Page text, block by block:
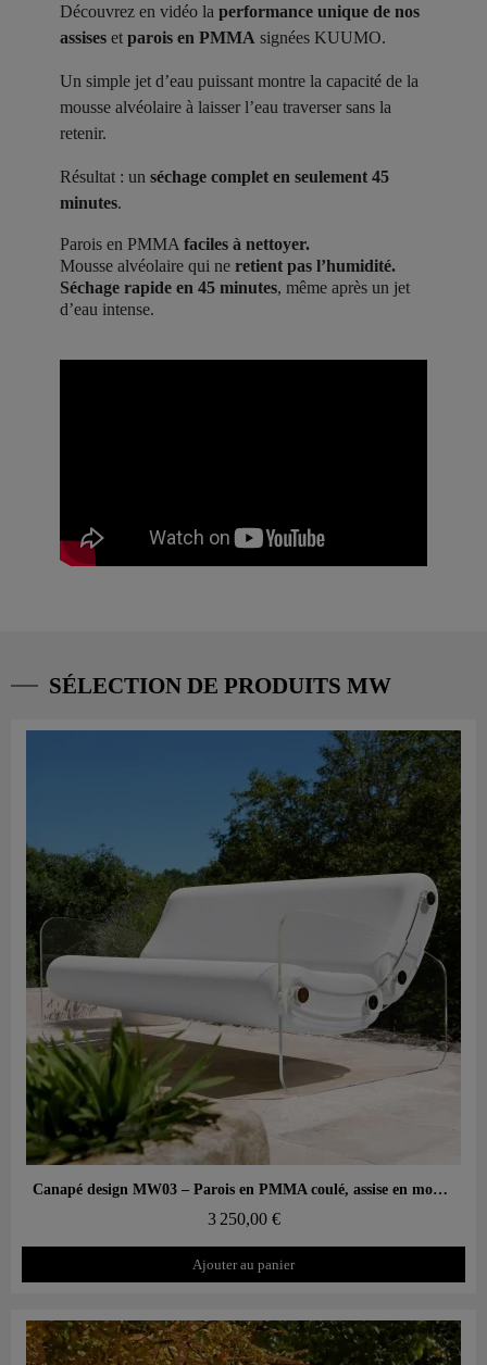
Découvrez en vidéo la performance unique de nos
assises et parois en PMMA signées KUUMO.
Un simple jet d’eau puissant montre la capacité de la
mousse alvéolaire à laisser l’eau traverser sans la
retenir.
Résultat : un séchage complet en seulement 45
minutes.
Parois en PMMA faciles à nettoyer.
Mousse alvéolaire qui ne retient pas l’humidité.
Séchage rapide en 45 minutes, même après un jet
d’eau intense.
SÉLECTION DE PRODUITS MW
Aperçu rapide Canapé design MW03 – Parois en PMMA coulé, assise en mousse
3 250,00 €
Ajouter au panier